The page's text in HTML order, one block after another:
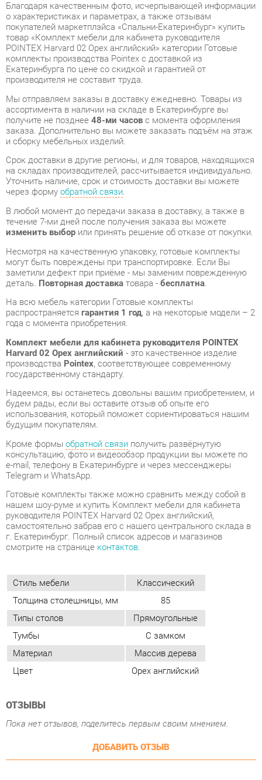
POINTEX Harvard 02 Орех английский» категории Готовые
комплекты производства Pointex с доставкой из
Екатеринбурга по цене со скидкой и гарантией от
производителя не составит труда.
Мы отправляем заказы в доставку ежедневно. Товары из
ассортимента в наличии на складе в Екатеринбурге вы
получите не позднее48-ми часовс момента оформления
заказа. Дополнительно вы можете заказать подъём на этаж
и сборку мебельных изделий.
Срок доставки в другие регионы, и для товаров, находящихся
на складах производителей, рассчитывается индивидуально.
Уточнить наличие, срок и стоимость доставки вы можете
через формуобратной связи.
В любой момент до передачи заказа в доставку, а также в
течение 7-ми дней после получения заказа вы можете
изменить выборили принять решение об отказе от покупки.
Несмотря на качественную упаковку, готовые комплекты
могут быть повреждены при транспортировке. Если Вы
заметили дефект при приёме - мы заменим поврежденную
деталь.Повторная доставкатовара -бесплатна.
На всю мебель категории Готовые комплекты
распространяетсягарантия 1 год , а на некоторые модели – 2
года с момента приобретения.
Комплект мебели для кабинета руководителя POINTEX
Harvard 02 Орех английский
производстваPointex , соответствующее современному
государственному стандарту.
будем рады, если вы оставите отзыв об опыте его
использования, который поможет сориентироваться нашим
будущим покупателям.
консультацию, фото и видеообзор продукции вы можете по
e-mail, телефону в Екатеринбурге и через мессенджеры
Telegram и WhatsApp.
Готовые комплекты также можно сравнить между собой в
нашем шоу-руме и купить Комплект мебели для кабинета
руководителя POINTEX Harvard 02 Орех английский,
самостоятельно забрав его с нашего центрального склада в
г. Екатеринбург. Полный список адресов и магазинов
смотрите на странице
Стиль мебели Классический
Толщина столешницы, мм
85
Типы столов
Прямоугольные
Материал
Массив дерева
Цвет
Орех английский
ОТЗЫВЫ
Пока нет отзывов, поделитесь первым своим мнением.
ДОБАВИТЬ ОТЗЫВ
ПОХОЖИЕ ТОВАРЫ